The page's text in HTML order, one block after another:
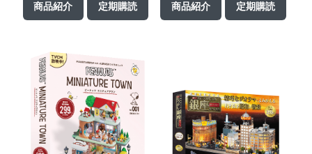
商品紹介 定期購読 商品紹介 定期購読